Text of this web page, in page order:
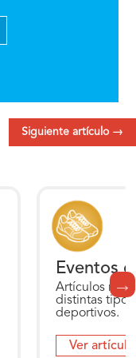
Siguiente artículo→
Eventos
Artículos
distintas
deportivos.
Ver